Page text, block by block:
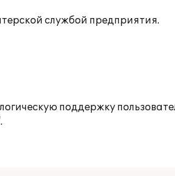
службой предприятия.
поддержку